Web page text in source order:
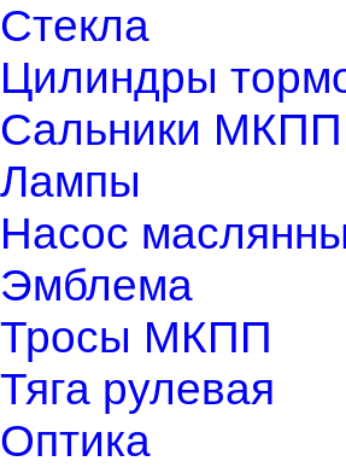
Стекла
Цилиндры
Сальники МКПП
Лампы
Насос
Эмблема
Тросы МКПП
Тяга рулевая
Оптика